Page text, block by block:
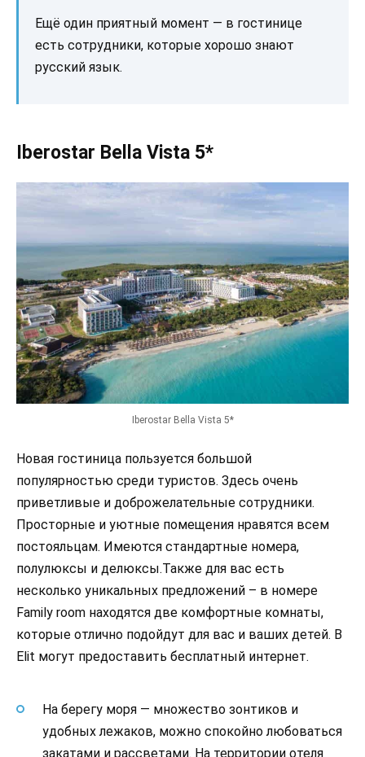
Ещё один приятный момент — в гостинице
есть сотрудники, которые хорошо знают
русский язык.
Iberostar Bella Vista 5*
Iberostar Bella Vista 5*
Новая гостиница пользуется большой
популярностью среди туристов. Здесь очень
приветливые и доброжелательные сотрудники.
Просторные и уютные помещения нравятся всем
постояльцам. Имеются стандартные номера,
полулюксы и делюксы.Также для вас есть
несколько уникальных предложений – в номере
Family room находятся две комфортные комнаты,
которые отлично подойдут для вас и ваших детей. В
Elit могут предоставить бесплатный интернет.
На берегу моря — множество зонтиков и
удобных лежаков, можно спокойно любоваться
закатами и рассветами. На территории отеля